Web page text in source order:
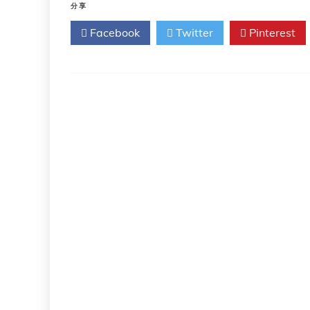
生
组
织
分享
Facebook Twitter Pinterest